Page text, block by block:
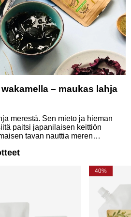
– maukas lahja
merestä. Sen mieto ja hieman
paitsi japanilaisen keittiön
tavan nauttia meren
kestävän ruoanlaiton
40%